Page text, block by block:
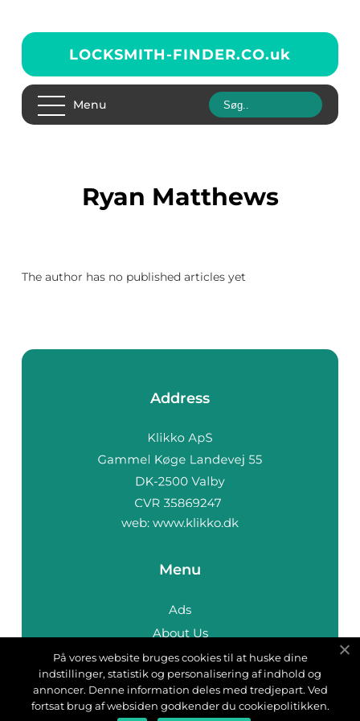
LOCKSMITH-FINDER.CO.uk
Menu
Ryan Matthews
The author has no published articles yet
Address
web: www.klikko.dk
Menu
Ads
About Us
Cookies
Contact
Sitemap
På vores website bruges cookies til at huske dine
indstillinger, statistik og personalisering af indhold og
annoncer. Denne information deles med tredjepart. Ved
fortsat brug af websiden godkender du cookiepolitikken.